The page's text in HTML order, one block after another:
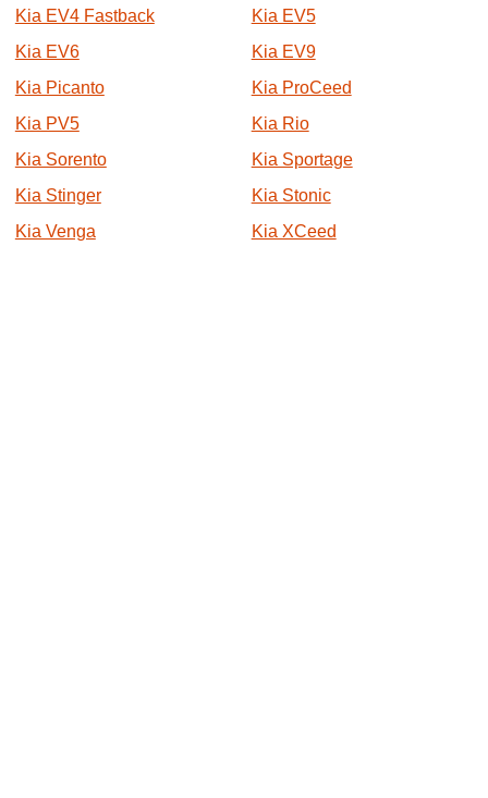
Kia EV4 Fastback
Kia EV5
Kia EV6
Kia EV9
Kia Picanto
Kia ProCeed
Kia PV5
Kia Rio
Kia Sorento
Kia Sportage
Kia Stinger
Kia Stonic
Kia Venga
Kia XCeed